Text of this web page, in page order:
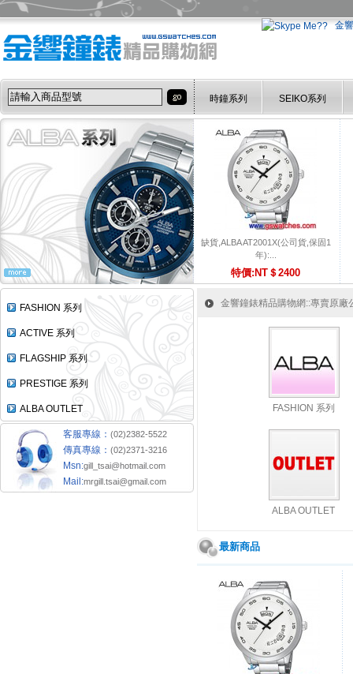
金
時鐘系列 SEIKO系列
缺貨,ALBA AT2001X(公司貨,保固1
年):...
特價:NT＄2400
FASHION 系列
ACTIVE 系列
FLAGSHIP 系列
PRESTIGE 系列
ALBA OUTLET
客服專線： (02)2382-5522
傳真專線： (02)2371-3216
Msn:gill_tsai@hotmail.com
Mail:mrgill.tsai@gmail.com
金響鐘錶精品購物網::專賣原廠
FASHION 系列
ALBA OUTLET
最新商品